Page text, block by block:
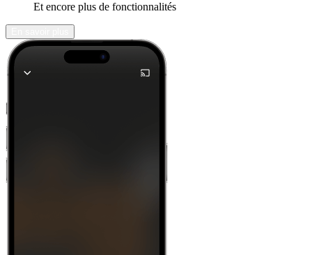
Et encore plus de fonctionnalités